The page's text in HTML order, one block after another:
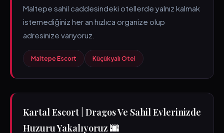
Maltepe sahil caddesindeki otellerde yalnız kalmak
istemediğiniz her an hızlıca organize olup
adresinize varıyoruz.
Maltepe Escort Küçükyalı Otel
Kartal Escort | Dragos Ve Sahil Evlerinizde
Huzuru Yakalıyoruz 🌆